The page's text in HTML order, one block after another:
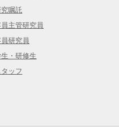
嘱託
主管研究員
研究員
・研修生
タッフ